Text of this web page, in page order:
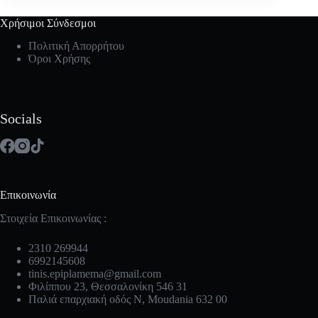
Χρήσιμοι Σύνδεσμοι
Πολιτική Απορρήτου
Όροι Χρήσης
Socials
Επικοινωνία
Στοιχεία Επικοινωνίας :
2310 269944
6992145608
tinis.epiplamema@gmail.com
Φιλίππου 23, Θεσσαλονίκη 546 31
Παλιά επαρχιακή οδός Ν, Moudania 632 00